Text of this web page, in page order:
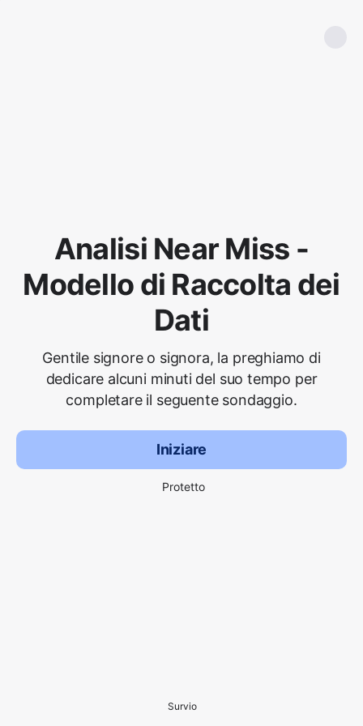
Analisi Near Miss -
Modello di Raccolta dei
Dati
Gentile signore o signora, la preghiamo di
dedicare alcuni minuti del suo tempo per
completare il seguente sondaggio.
Iniziare
Protetto
Survio